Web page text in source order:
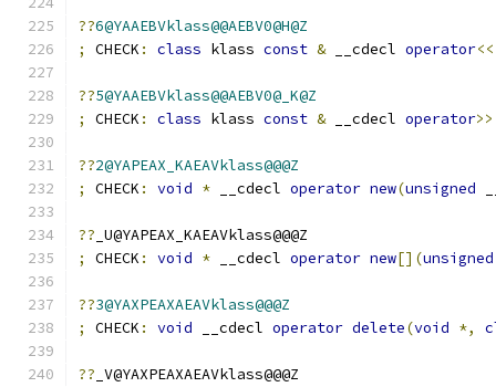
??6@YAAEBVklass@@AEBV0@H@Z
;
CHECK : class klass const & __cdecl operator
??5@YAAEBVklass@@AEBV0@_K@Z
;
CHECK : class klass const & __cdecl operator
??2@YAPEAX_KAEAVklass@@@Z
;
CHECK : void * __cdecl operator new(unsigned
?? _U@YAPEAX_KAEAVklass@@@Z
;
CHECK : void * __cdecl operator new[](unsigned
??3@YAXPEAXAEAVklass@@@Z
;
CHECK : void __cdecl operator delete(void *,
?? _V@YAXPEAXAEAVklass@@@Z